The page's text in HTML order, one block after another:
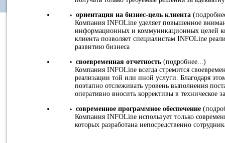
ориентация на бизнес-цель клиента
Компания INFOLine уделяет повышенное
информационных и коммуникационных целей
клиента позволяет специалистам INFOLine
развитию бизнеса
своевременная отчетность (подробнее...)
Компания INFOLine всегда стремится
реализации той или иной услуги. Благодаря
поэтапно отслеживать уровень выполнения
оперативно вносить коррективы в техническое
современное программное обеспечение
Компания INFOLine использует только
которых разработана непосредственно